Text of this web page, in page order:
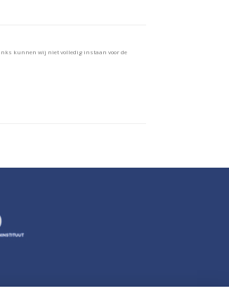
kunnen wij niet volledig instaan voor de